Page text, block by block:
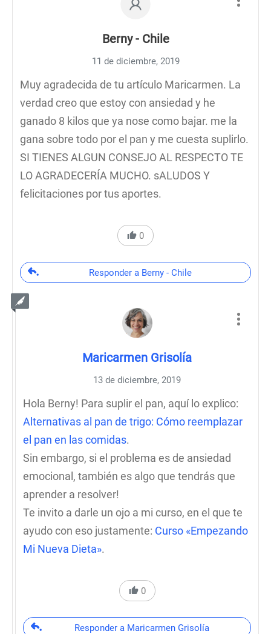
Berny - Chile
11 de diciembre, 2019
Muy agradecida de tu artículo Maricarmen. La
verdad creo que estoy con ansiedad y he
ganado 8 kilos que ya nose como bajar. me la
gana sobre todo por el pan y me cuesta suplirlo.
SI TIENES ALGUN CONSEJO AL RESPECTO TE
LO AGRADECERÍA MUCHO. sALUDOS Y
felicitaciones por tus aportes.
0
Responder a Berny - Chile
Maricarmen Grisolía
13 de diciembre, 2019
Hola Berny! Para suplir el pan, aquí lo explico:
Alternativas al pan de trigo: Cómo reemplazar
el pan en las comidas.
Sin embargo, si el problema es de ansiedad
emocional, también es algo que tendrás que
aprender a resolver!
Te invito a darle un ojo a mi curso, en el que te
ayudo con eso justamente: Curso «Empezando
Mi Nueva Dieta».
0
Responder a Maricarmen Grisolía